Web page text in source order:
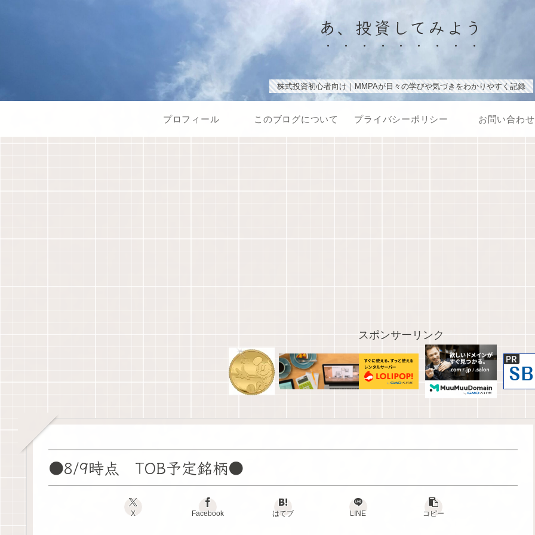
あ、投資してみよう
株式投資初心者向け｜MMPAが日々の学びや気づきをわかりやすく記録
プロフィール このブログについて プライバシーポリシー お問い合わせ
スポンサーリンク
●8/9時点 TOB予定銘柄●
X Facebook はてブ LINE コピー